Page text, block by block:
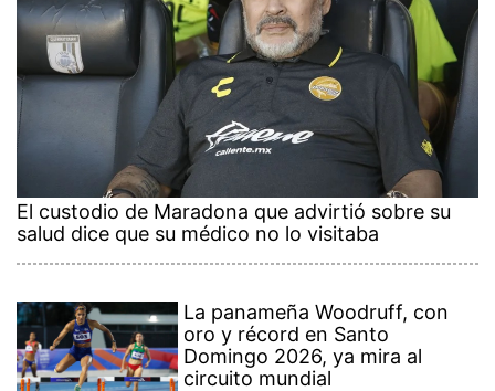
El custodio de Maradona que advirtió sobre su
salud dice que su médico no lo visitaba
La panameña Woodruff, con
oro y récord en Santo
Domingo 2026, ya mira al
circuito mundial